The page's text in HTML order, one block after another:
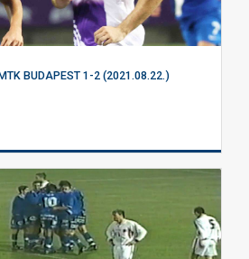
BUDAPEST 1-2 (2021.08.22.)